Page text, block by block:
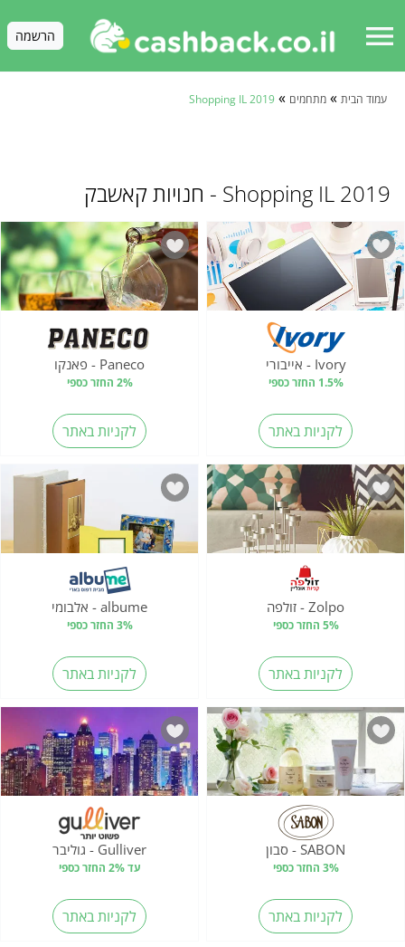
menu הרשמה
עמוד הבית » מתחמים »
Shopping IL 2019
Shopping IL 2019 - חנויות קאשבק
Ivory - אייבורי
1.5% החזר כספי
לקניות באתר
Paneco - פאנקו
2% החזר כספי
לקניות באתר
Zolpo - זולפה
5% החזר כספי
לקניות באתר
albume - אלבומי
3% החזר כספי
לקניות באתר
SABON - סבון
3% החזר כספי
לקניות באתר
Gulliver - גוליבר
עד 2% החזר כספי
לקניות באתר